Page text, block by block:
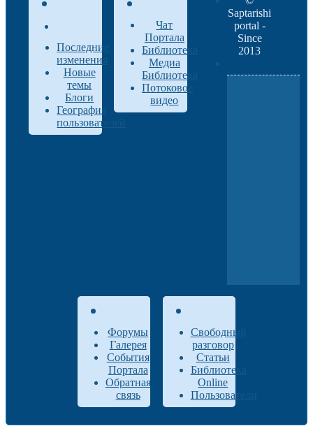
Последние
изменения
Новые
темы
Блоги
География
пользователей
Чат
Портала
Библиотека
Медиа
Библиотека
Потоковое
видео
Saptarishi
portal -
Since
2013
Форумы
Галерея
События
Портала
Обратная
связь
Свободный
разговор
Статьи
Библиотека
Online
Пользователи